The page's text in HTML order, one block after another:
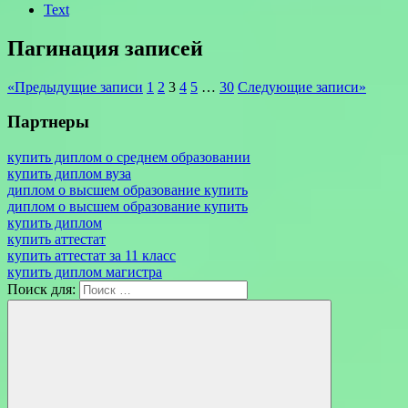
Text
Пагинация записей
«Предыдущие записи 1 2 3 4 5 … 30 Следующие записи»
Партнеры
купить диплом о среднем образовании
купить диплом вуза
диплом о высшем образование купить
диплом о высшем образование купить
купить диплом
купить аттестат
купить аттестат за 11 класс
купить диплом магистра
Поиск для: